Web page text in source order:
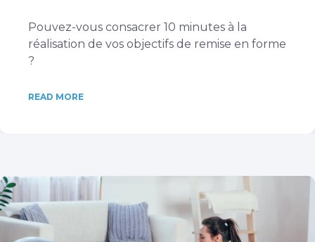
Pouvez-vous consacrer 10 minutes à la
réalisation de vos objectifs de remise en forme
?
READ MORE